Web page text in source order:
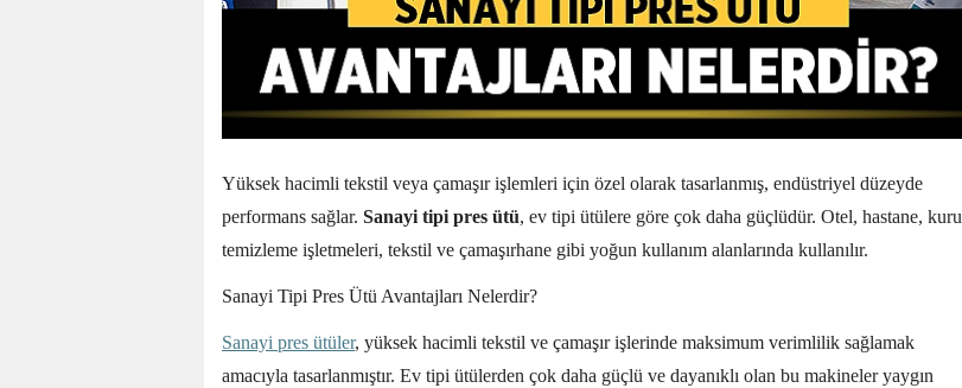
Yüksek hacimli tekstil veya çamaşır işlemleri için özel olarak tasarlanmış, endüstriyel düzeyde
performans sağlar. Sanayi tipi pres ütü, ev tipi ütülere göre çok daha güçlüdür. Otel, hastane, kuru
temizleme işletmeleri, tekstil ve çamaşırhane gibi yoğun kullanım alanlarında kullanılır.
Sanayi Tipi Pres Ütü Avantajları Nelerdir?
Sanayi pres ütüler, yüksek hacimli tekstil ve çamaşır işlerinde maksimum verimlilik sağlamak
amacıyla tasarlanmıştır. Ev tipi ütülerden çok daha güçlü ve dayanıklı olan bu makineler yaygın